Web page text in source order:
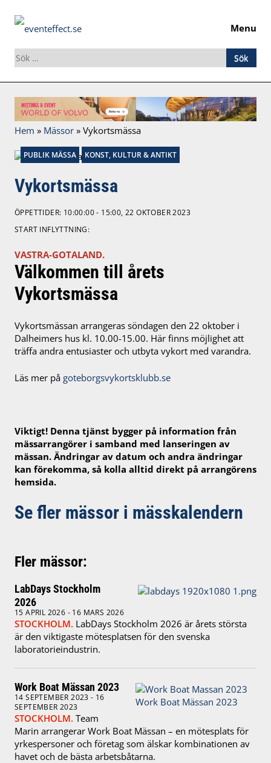
Menu
Sök
efter:
Skip
to
content
Hem » Mässor » Vykortsmässa
PUBLIK MÄSSA KONST, KULTUR & ANTIKT
Vykortsmässa
ÖPPETTIDER: 10:00:00 - 15:00, 22 OKTOBER 2023
START INFLYTTNING:
VASTRA-GOTALAND.
Välkommen till årets
Vykortsmässa
Vykortsmässan arrangeras söndagen den 22 oktober i
Dalheimers hus kl. 10.00-15.00. Här finns möjlighet att
träffa andra entusiaster och utbyta vykort med varandra.
Läs mer på goteborgsvykortsklubb.se
Viktigt! Denna tjänst bygger på information från
mässarrangörer i samband med lanseringen av
mässan. Ändringar av datum och andra ändringar
kan förekomma, så kolla alltid direkt på arrangörens
hemsida.
Se fler mässor i mässkalendern
Fler mässor:
LabDays Stockholm
2026
15 APRIL 2026 - 16 MARS 2026
STOCKHOLM. LabDays Stockholm 2026 är årets största
är den viktigaste mötesplatsen för den svenska
laboratorieindustrin.
Work Boat Mässan 2023
14 SEPTEMBER 2023 - 16
SEPTEMBER 2023
STOCKHOLM. Team
Marin arrangerar Work Boat Mässan – en mötesplats för
yrkespersoner och företag som älskar kombinationen av
havet och de bästa arbetsbåtarna.